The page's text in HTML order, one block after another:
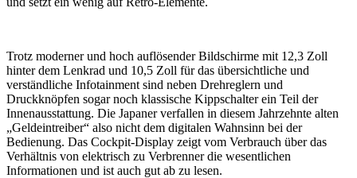
Trotz moderner und hoch auflösender Bildschirme mit 12,3 Zoll
hinter dem Lenkrad und 10,5 Zoll für das übersichtliche und
verständliche Infotainment sind neben Drehreglern und
Druckknöpfen sogar noch klassische Kippschalter ein Teil der
Innenausstattung. Die Japaner verfallen in diesem Jahrzehnte alten
„Geldeintreiber“ also nicht dem digitalen Wahnsinn bei der
Bedienung. Das Cockpit-Display zeigt vom Verbrauch über das
Verhältnis von elektrisch zu Verbrenner die wesentlichen
Informationen und ist auch gut ab zu lesen.